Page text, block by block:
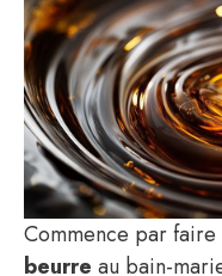
Commence par
beurre au bain-